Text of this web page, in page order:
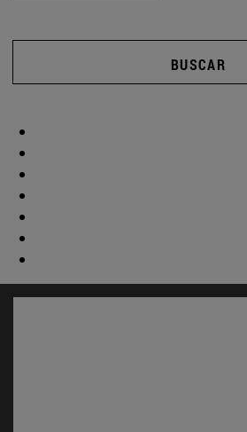
BUSCAR